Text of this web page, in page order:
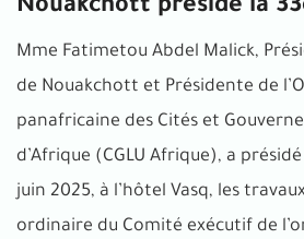
Nouakchott préside la
Mme Fatimetou Abdel Malick,
de Nouakchott et Présidente de
panafricaine des Cités et
d’Afrique (CGLU Afrique), a
juin 2025, à l’hôtel Vasq, les
ordinaire du Comité exécutif de